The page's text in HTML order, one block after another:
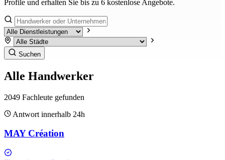
Profile und erhalten Sie bis zu 6 kostenlose Angebote.
Suchen
Alle Handwerker
2049 Fachleute gefunden
Antwort innerhalb 24h
MAY Création